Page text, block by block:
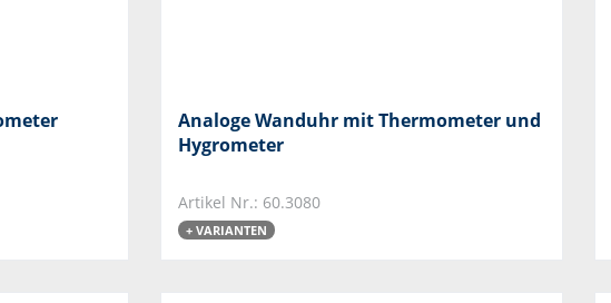
Analoge Wanduhr mit Thermometer und
Hygrometer
Artikel Nr.: 60.3080
+ VARIANTEN